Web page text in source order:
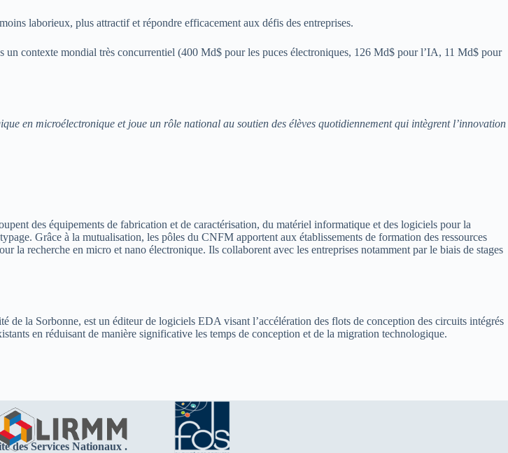
laborieux, plus attractif et répondre efficacement aux défis des entreprises.
un contexte mondial très concurrentiel (400 Md$ pour les puces électroniques, 126 Md$ pour l’IA, 11 Md$ pour
en microélectronique et joue un rôle national au soutien des élèves quotidiennement qui intègrent l’innovation
des équipements de fabrication et de caractérisation, du matériel informatique et des logiciels pour la
Grâce à la mutualisation, les pôles du CNFM apportent aux établissements de formation des ressources
la recherche en micro et nano électronique. Ils collaborent avec les entreprises notamment par le biais de stages
de la Sorbonne, est un éditeur de logiciels EDA visant l’accélération des flots de conception des circuits intégrés
en réduisant de manière significative les temps de conception et de la migration technologique.
des Services Nationaux .